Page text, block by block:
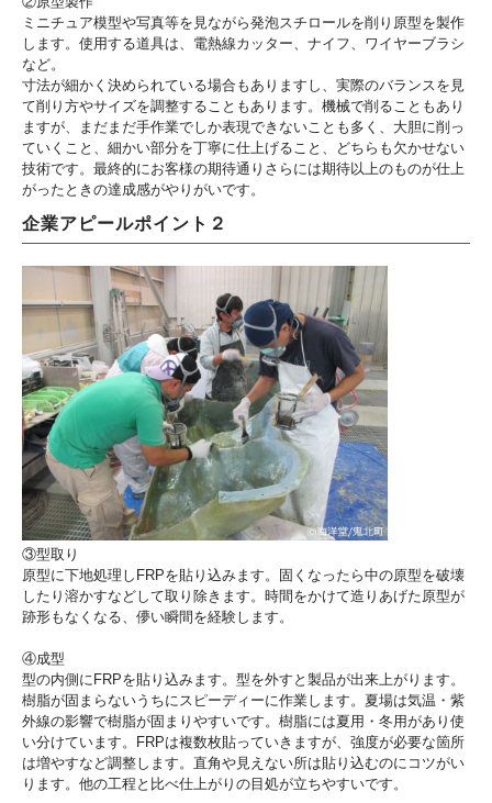
ミニチュア模型や写真等を見ながら発泡スチロールを削り原型を製作
します。使用する道具は、電熱線カッター、ナイフ、ワイヤーブラシ
など。
寸法が細かく決められている場合もありますし、実際のバランスを見
て削り方やサイズを調整することもあります。機械で削ることもあり
ますが、まだまだ手作業でしか表現できないことも多く、大胆に削っ
ていくこと、細かい部分を丁寧に仕上げること、どちらも欠かせない
技術です。最終的にお客様の期待通りさらには期待以上のものが仕上
がったときの達成感がやりがいです。
企業アピールポイント２
③型取り
原型に下地処理しFRPを貼り込みます。固くなったら中の原型を破壊
したり溶かすなどして取り除きます。時間をかけて造りあげた原型が
跡形もなくなる、儚い瞬間を経験します。
④成型
型の内側にFRPを貼り込みます。型を外すと製品が出来上がります。
樹脂が固まらないうちにスピーディーに作業します。夏場は気温・紫
外線の影響で樹脂が固まりやすいです。樹脂には夏用・冬用があり使
い分けています。FRPは複数枚貼っていきますが、強度が必要な箇所
は増やすなど調整します。直角や見えない所は貼り込むのにコツがい
ります。他の工程と比べ仕上がりの目処が立ちやすいです。